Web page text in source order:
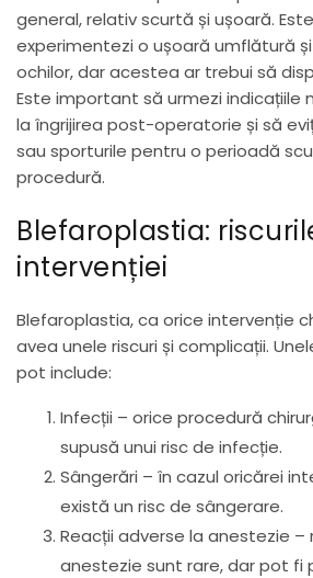
general, relativ scurtă și ușoară.
experimentezi o ușoară umflătură
ochilor, dar acestea ar trebui să
Este important să urmezi indicațiile
la îngrijirea post-operatorie și să
sau sporturile pentru o perioadă
procedură.
Blefaroplastia:
intervenției
Blefaroplastia, ca orice intervenție
avea unele riscuri și complicații.
pot include:
Infecții – orice procedură
supusă unui risc de infecție.
Sângerări – în cazul oricărei
există un risc de sângerare.
Reacții adverse la anestezie –
anestezie sunt rare, dar pot fi